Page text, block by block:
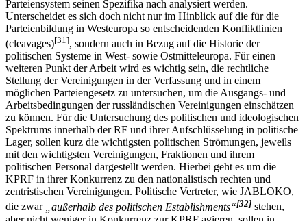
Parteiensystem seinen Spezifika nach analysiert werden.
Unterscheidet es sich doch nicht nur im Hinblick auf die für die
Parteienbildung in Westeuropa so entscheidenden Konfliktlinien
(cleavages)[31], sondern auch in Bezug auf die Historie der
politischen Systeme in West- sowie Ostmitteleuropa. Für einen
weiteren Punkt der Arbeit wird es wichtig sein, die rechtliche
Stellung der Vereinigungen in der Verfassung und in einem
möglichen Parteiengesetz zu untersuchen, um die Ausgangs- und
Arbeitsbedingungen der russländischen Vereinigungen einschätzen
zu können. Für die Untersuchung des politischen und ideologischen
Spektrums innerhalb der RF und ihrer Aufschlüsselung in politische
Lager, sollen kurz die wichtigsten politischen Strömungen, jeweils
mit den wichtigsten Vereinigungen, Fraktionen und ihrem
politischen Personal dargestellt werden. Hierbei geht es um die
KPRF in ihrer Konkurrenz zu den nationalistisch rechten und
zentristischen Vereinigungen. Politische Vertreter, wie JABLOKO,
die zwar
„außerhalb des politischen Establishments“[32] stehen,